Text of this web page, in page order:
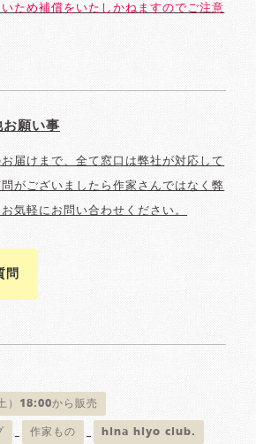
ため補償をいたしかねますのでご注意
願い事
届けまで、全て窓口は弊社が対応して
がございましたら作家さんではなく弊
気軽にお問い合わせください。
問
）18:00から販売
作家もの hina hiyo club.